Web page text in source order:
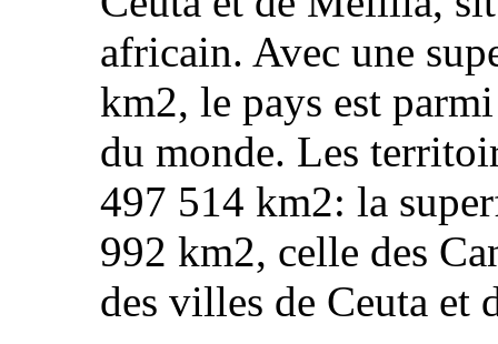
africain. Avec une
km2, le pays est
du monde. Les
497 514 km2: la
992 km2, celle des
des villes de Ceuta